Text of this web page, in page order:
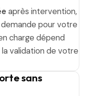
après intervention,
pour votre
charge dépend
validation de votre
sans